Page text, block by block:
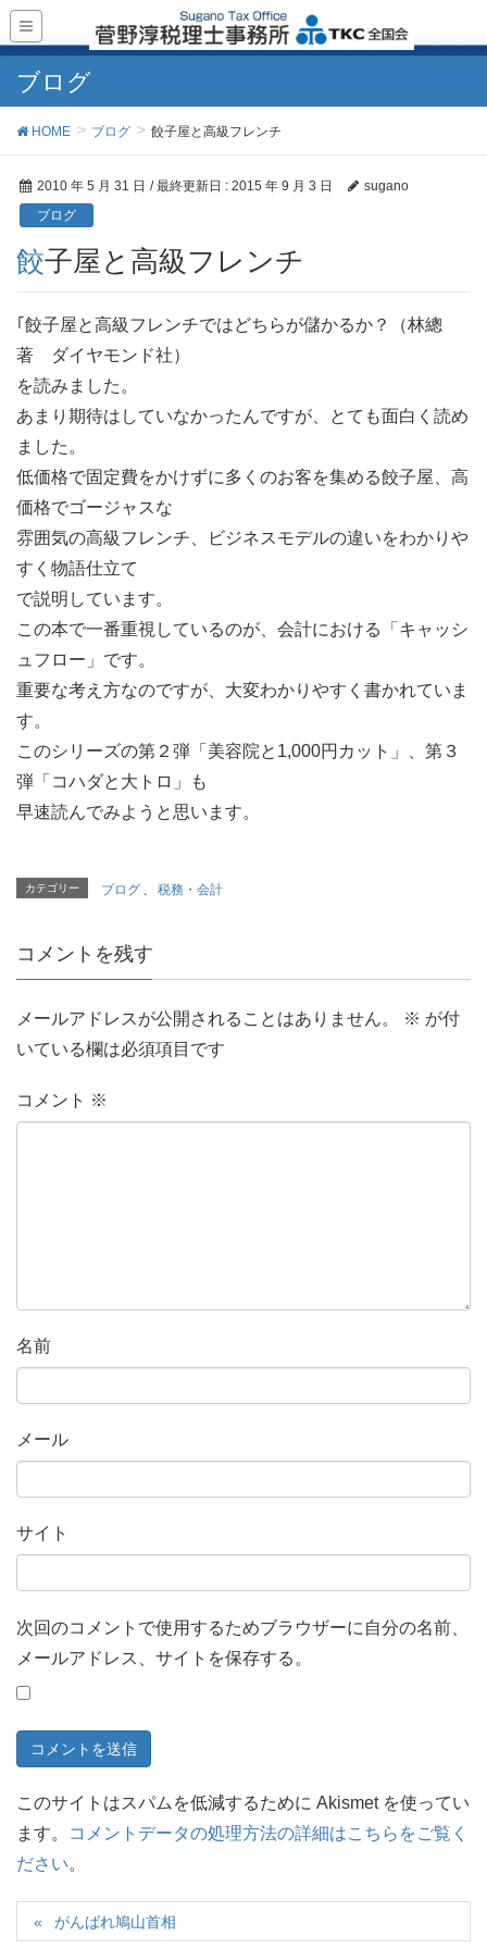
ブログ
HOME ブログ 餃子屋と高級フレンチ
2010 年 5 月 31 日 / 最終更新日 : 2015 年 9 月 3 日
sugano
ブログ
餃子屋と高級フレンチ
｢餃子屋と高級フレンチではどちらが儲かるか？（林總
著 ダイヤモンド社）
を読みました。
あまり期待はしていなかったんですが、とても面白く読め
ました。
低価格で固定費をかけずに多くのお客を集める餃子屋、高
価格でゴージャスな
雰囲気の高級フレンチ、ビジネスモデルの違いをわかりや
すく物語仕立て
で説明しています。
この本で一番重視しているのが、会計における「キャッシ
ュフロー」です。
重要な考え方なのですが、大変わかりやすく書かれていま
す。
このシリーズの第２弾「美容院と1,000円カット」、第３
弾「コハダと大トロ」も
早速読んでみようと思います。
カテゴリー ブログ 、 税務・会計
コメントを残す
メールアドレスが公開されることはありません。 ※ が付
いている欄は必須項目です
コメント ※
名前
メール
サイト
次回のコメントで使用するためブラウザーに自分の名前、
メールアドレス、サイトを保存する。
このサイトはスパムを低減するために Akismet を使ってい
ます。
コメントデータの処理方法の詳細はこちらをご覧く
ださい。
がんばれ鳩山首相